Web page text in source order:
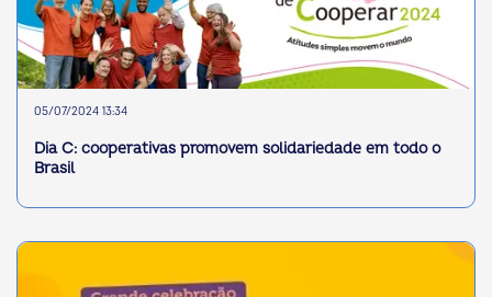
05/07/2024 13:34
Dia C: cooperativas promovem solidariedade em todo o
Brasil